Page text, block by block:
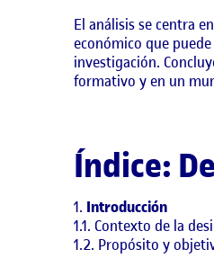
El análisis se centra
económico que
investigación.
formativo y en un
Índice:
Introducción
1.1. Contexto de la
1.2. Propósito y